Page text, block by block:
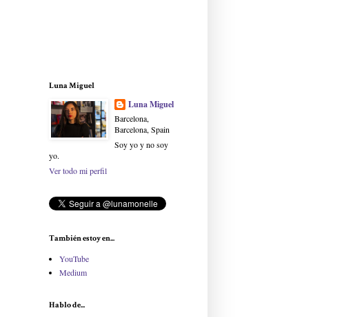
Luna Miguel
Luna Miguel
Barcelona,
Barcelona, Spain
Soy yo y no soy
yo.
Ver todo mi perfil
También estoy en...
YouTube
Medium
Hablo de...